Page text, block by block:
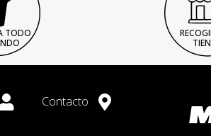
TODO
Contacto